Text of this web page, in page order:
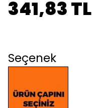
341,83 TL
Seçenek